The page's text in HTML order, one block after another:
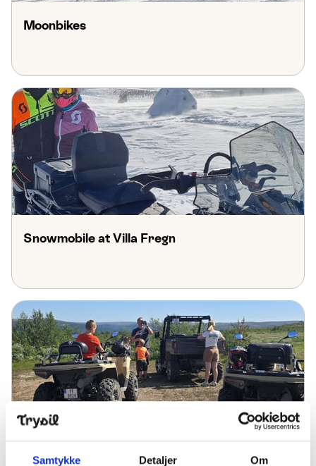
Samtykke Detaljer Om
Moonbikes
Snowmobile at Villa Fregn